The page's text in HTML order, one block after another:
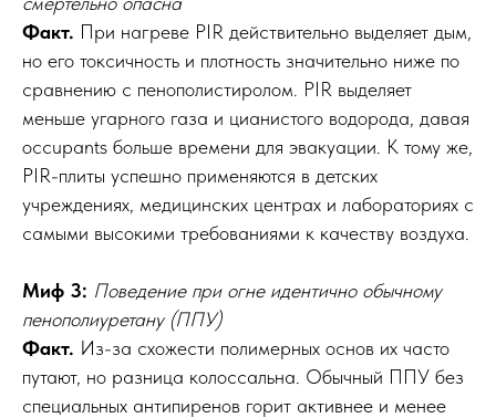
Факт. При нагреве PIR действительно выделяет дым,
но его токсичность и плотность значительно ниже по
сравнению с пенополистиролом. PIR выделяет
меньше угарного газа и цианистого водорода, давая
occupants больше времени для эвакуации. К тому же,
PIR-плиты успешно применяются в детских
учреждениях, медицинских центрах и лабораториях с
самыми высокими требованиями к качеству воздуха.
Миф 3: Поведение при огне идентично обычному
пенополиуретану (ППУ)
Факт. Из-за схожести полимерных основ их часто
путают, но разница колоссальна. Обычный ППУ без
специальных антипиренов горит активнее и менее